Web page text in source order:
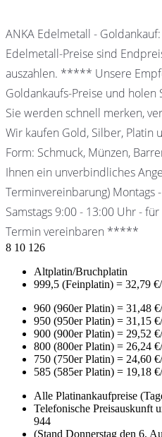
ANKA Edelmetall -
Edelmetall-Preise sind
auszahlen. ***** Unsere
Goldankaufs-Preise und holen
Sie werden schnell merken,
Wir kaufen Gold, Silber, Platin
Form: Schmuck, Münzen,
Ihnen ein unverbindliches
Terminvereinbarung) Montags
Samstags 9:00 - 13:00 Uhr -
Termin vereinbaren *****
8 10 126
Altplatin/Bruchplatin
999,5 (Feinplatin) = 32,79
960 (960er Platin) = 31,48
950 (950er Platin) = 31,15
900 (900er Platin) = 29,52
800 (800er Platin) = 26,24
750 (750er Platin) = 24,60
585 (585er Platin) = 19,18
Alle Platinankaufpreise
Telefonische Preisauskunft
944
(Stand Donnerstag den 6.